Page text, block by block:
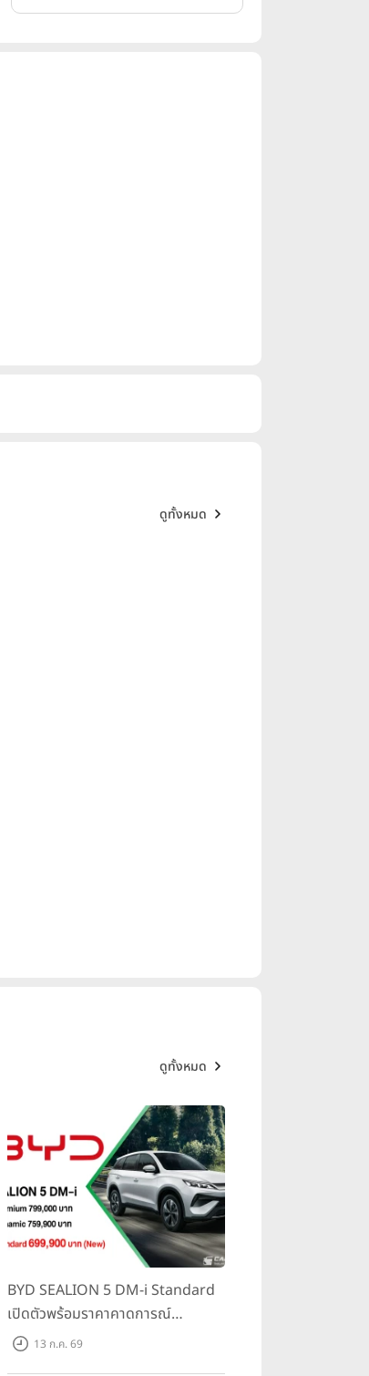
ดูทั้งหมด
ดูทั้งหมด
BYD SEALION 5 DM-i Standard
เปิดตัวพร้อมราคาคาดการณ์
699,900 บาท รุ่นย่อยล่าสุดที่มีระยะ
13 ก.ค. 69